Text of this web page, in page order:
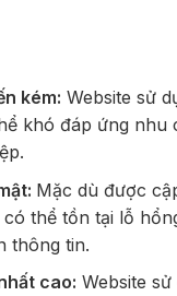
kém: Website sử
khó đáp ứng nhu
Mặc dù được
thể tồn tại lỗ
thông tin.
cao: Website